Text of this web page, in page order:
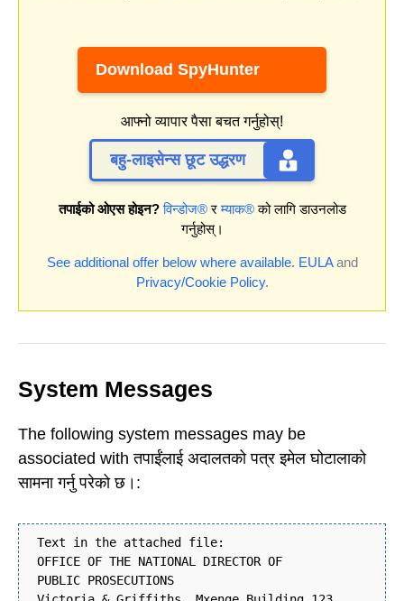
Download SpyHunter
आफ्नो व्यापार पैसा बचत गर्नुहोस्!
बहु-लाइसेन्स छूट उद्धरण
तपाईको ओएस होइन? विन्डोज®रम्याक®को लागि डाउनलोड
गर्नुहोस्।
See additional offer below where available. EULAand
Privacy/Cookie Policy.
System Messages
The following system messages may be
associated with तपाईंलाई अदालतको पत्र इमेल घोटालाको
सामना गर्नु परेको छ।:
Text in the attached file:
OFFICE OF THE NATIONAL DIRECTOR OF
PUBLIC PROSECUTIONS